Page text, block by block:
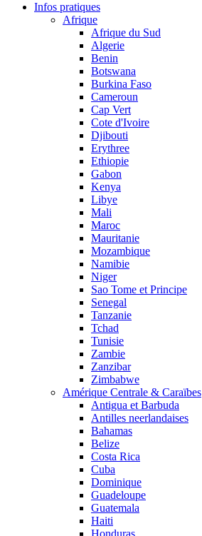
Infos pratiques
Afrique
Afrique du Sud
Algerie
Benin
Botswana
Burkina Faso
Cameroun
Cap Vert
Cote d'Ivoire
Djibouti
Erythree
Ethiopie
Gabon
Kenya
Libye
Mali
Maroc
Mauritanie
Mozambique
Namibie
Niger
Sao Tome et Principe
Senegal
Tanzanie
Tchad
Tunisie
Zambie
Zanzibar
Zimbabwe
Amérique Centrale & Caraïbes
Antigua et Barbuda
Antilles neerlandaises
Bahamas
Belize
Costa Rica
Cuba
Dominique
Guadeloupe
Guatemala
Haiti
Honduras